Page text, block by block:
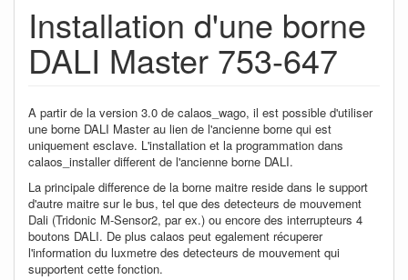
Installation d'une borne
DALI Master 753-647
A partir de la version 3.0 de calaos_wago, il est possible d'utiliser
une borne DALI Master au lien de l'ancienne borne qui est
uniquement esclave. L'installation et la programmation dans
calaos_installer different de l'ancienne borne DALI.
La principale difference de la borne maitre reside dans le support
d'autre maitre sur le bus, tel que des detecteurs de mouvement
Dali (Tridonic M-Sensor2, par ex.) ou encore des interrupteurs 4
boutons DALI. De plus calaos peut egalement récuperer
l'information du luxmetre des detecteurs de mouvement qui
supportent cette fonction.